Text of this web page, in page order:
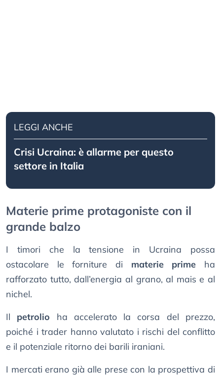
LEGGI ANCHE
Crisi Ucraina: è allarme per questo
settore in Italia
Materie prime protagoniste con il
grande balzo
I timori che la tensione in Ucraina possa
ostacolare le forniture di materie prime ha
rafforzato tutto, dall’energia al grano, al mais e al
nichel.
Il petrolio ha accelerato la corsa del prezzo,
poiché i trader hanno valutato i rischi del conflitto
e il potenziale ritorno dei barili iraniani.
I mercati erano già alle prese con la prospettiva di